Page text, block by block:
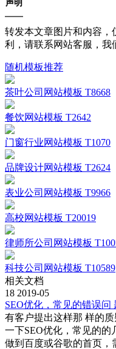
声明
转发本文章图片和内容，
利，请联系网站客服，我
随机模板推荐
茶叶公司网站模板 T8668
餐饮网站模板 T2642
门窗行业网站模板 T1070
品牌设计网站模板 T2624
表业公司网站模板 T9966
高校网站模板 T20019
律师所公司网站模板
科技公司网站模板 T10589
相关文档
18 2019-05
SEO优化，常见的错误问
有客户提出这样那 样的
一下SEO优化，常见的的
做到百度或谷歌的首页，